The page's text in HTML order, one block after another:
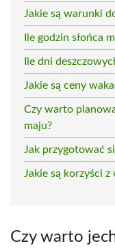
Jakie są warunki
Ile godzin słońca
Ile dni
Jakie są ceny
Czy warto
maju?
Jak przygotować
Jakie są korzyści
Czy warto